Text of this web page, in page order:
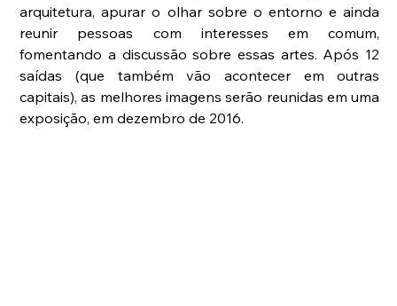
arquitetura, apurar o olhar sobre o entorno e ainda
reunir pessoas com interesses em comum,
fomentando a discussão sobre essas artes. Após 12
saídas (que também vão acontecer em outras
capitais), as melhores imagens serão reunidas em uma
exposição, em dezembro de 2016.